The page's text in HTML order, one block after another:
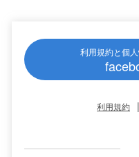
利用規約と個
利用規約 |